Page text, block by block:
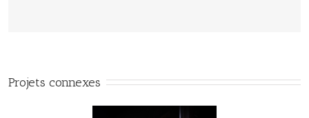
Projets connexes